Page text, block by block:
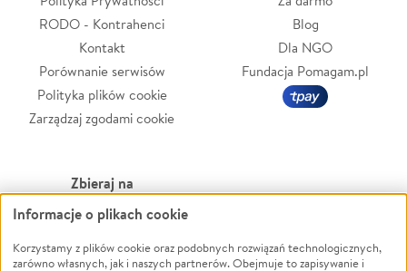
RODO - Kontrahenci
Kontakt
Porównanie serwisów
Polityka plików cookie
Zarządzaj zgodami cookie
Blog
Dla NGO
Fundacja Pomagam.pl
Zbieraj na
Leczenie
Zwierzęta
Powódź
Informacje o plikach cookie
Korzystamy z plików cookie oraz podobnych rozwiązań technologicznych,
zarówno własnych, jak i naszych partnerów. Obejmuje to zapisywanie i